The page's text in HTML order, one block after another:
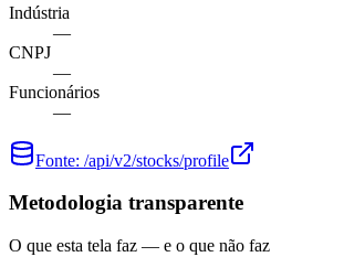
Indústria
—
CNPJ
—
Funcionários
—
Fonte: /api/v2/stocks/profile
Metodologia transparente
O que esta tela faz — e o que não faz